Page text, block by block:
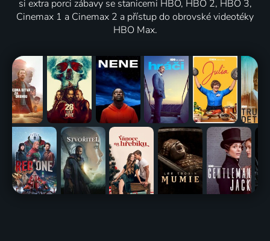
si extra porci zábavy se stanicemi HBO, HBO 2, HBO 3,
Cinemax 1 a Cinemax 2 a přístup do obrovské videotéky
HBO Max.